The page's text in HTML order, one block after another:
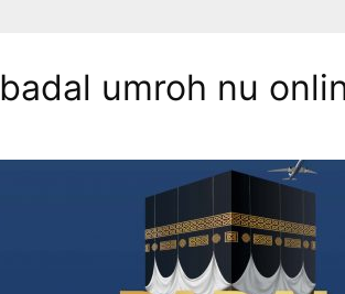
badal umroh nu